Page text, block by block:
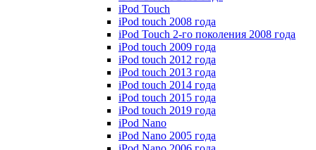
iPod Touch
iPod touch 2008 года
iPod Touch 2-го поколения 2008 года
iPod touch 2009 года
iPod touch 2012 года
iPod touch 2013 года
iPod touch 2014 года
iPod touch 2015 года
iPod touch 2019 года
iPod Nano
iPod Nano 2005 года